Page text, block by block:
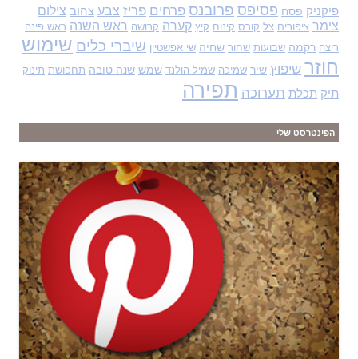
פיקניק פסח פסיפס פרובנס פרחים פריז צבע צהוב צילום
צימר ציפורים צל קורס קינוח קיץ קערה קרושה ראש השנה ראש פינה
ריצה רקמה שבועות שחור שחיה שי אפשטיין שיברי כלים שימוש
חוזר שיפוץ שיר שמיכה שמיל הולנד שמש שנה טובה תחפושת תינוק
תיק תכלת תערוכה תפירה
הפינטרסט שלי